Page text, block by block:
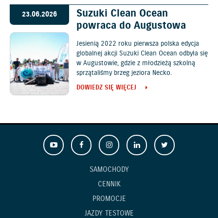
23.06.2026
Suzuki Clean Ocean
powraca do Augustowa
Jesienią 2022 roku pierwsza polska edycja
globalnej akcji Suzuki Clean Ocean odbyła się
w Augustowie, gdzie z młodzieżą szkolną
sprzątaliśmy brzeg jeziora Necko.
DOWIEDZ SIĘ WIĘCEJ
SAMOCHODY
CENNIK
PROMOCJE
JAZDY TESTOWE